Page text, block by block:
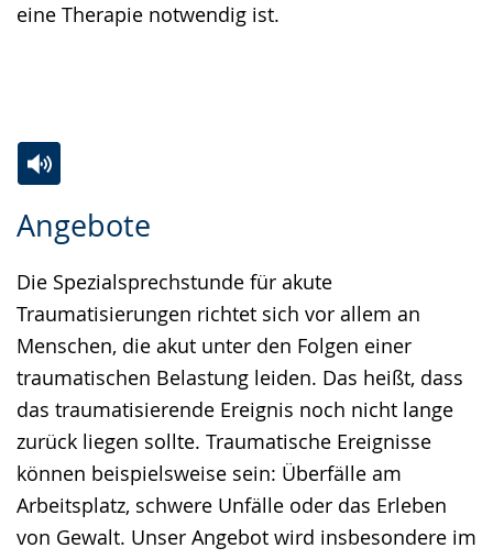
eine Therapie notwendig ist.
Angebote
Die Spezialsprechstunde für akute
Traumatisierungen richtet sich vor allem an
Menschen, die akut unter den Folgen einer
traumatischen Belastung leiden. Das heißt, dass
das traumatisierende Ereignis noch nicht lange
zurück liegen sollte. Traumatische Ereignisse
können beispielsweise sein: Überfälle am
Arbeitsplatz, schwere Unfälle oder das Erleben
von Gewalt. Unser Angebot wird insbesondere im
Leichten
wechseln.
Audio-
Video
Deutscher
Gebärdensprache
wird
angezeigt.